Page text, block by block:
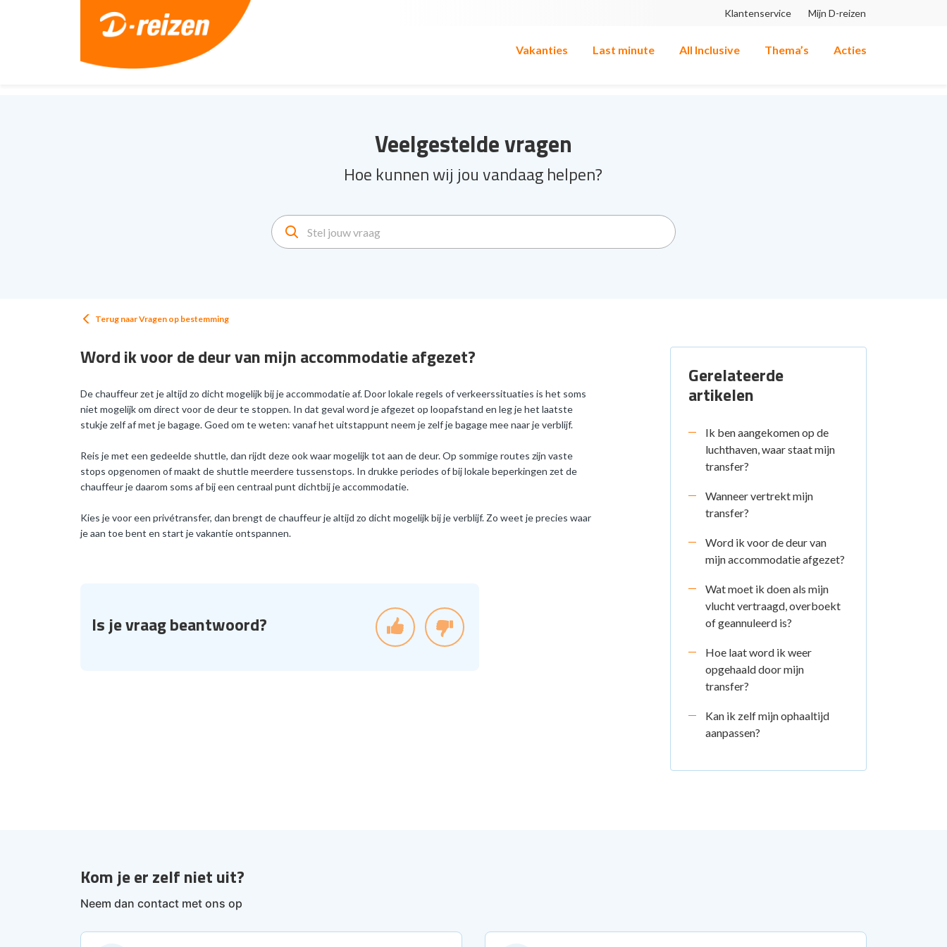
Klantenservice Mijn D-reizen
Vakanties Last minute All Inclusive Thema’s Acties
Veelgestelde vragen
Hoe kunnen wij jou vandaag helpen?
Terug naarVragen op bestemming
Word ik voor de deur van mijn accommodatie afgezet?
De chauffeur zet je altijd zo dicht mogelijk bij je accommodatie af. Door lokale regels of verkeerssituaties is het soms
niet mogelijk om direct voor de deur te stoppen. In dat geval word je afgezet op loopafstand en leg je het laatste
stukje zelf af met je bagage. Goed om te weten: vanaf het uitstappunt neem je zelf je bagage mee naar je verblijf.
Reis je met een gedeelde shuttle, dan rijdt deze ook waar mogelijk tot aan de deur. Op sommige routes zijn vaste
stops opgenomen of maakt de shuttle meerdere tussenstops. In drukke periodes of bij lokale beperkingen zet de
chauffeur je daarom soms af bij een centraal punt dichtbij je accommodatie.
Kies je voor een privétransfer, dan brengt de chauffeur je altijd zo dicht mogelijk bij je verblijf. Zo weet je precies waar
je aan toe bent en start je vakantie ontspannen.
Is je vraag beantwoord?
Gerelateerde
artikelen
Ik ben aangekomen op de
luchthaven, waar staat mijn
transfer?
Wanneer vertrekt mijn
transfer?
Word ik voor de deur van
mijn accommodatie afgezet?
Wat moet ik doen als mijn
vlucht vertraagd, overboekt
of geannuleerd is?
Hoe laat word ik weer
opgehaald door mijn
transfer?
Kan ik zelf mijn ophaaltijd
aanpassen?
Kom je er zelf niet uit?
Neem dan contact met ons op